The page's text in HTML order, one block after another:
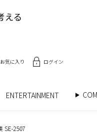
える
お気に入り ログイン
ENTERTAINMENT
SE-2507